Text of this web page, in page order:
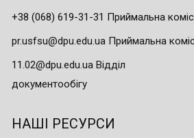
+38 (068) 619-31-31 Приймальна
pr.usfsu@dpu.edu.ua Приймальна
11.02@dpu.edu.ua Відділ
документообігу
НАШІ РЕСУРСИ